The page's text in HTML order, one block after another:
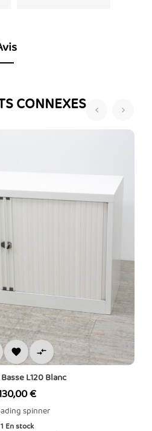
CONNEXES
 
L120 Blanc
€
1 En stock
›